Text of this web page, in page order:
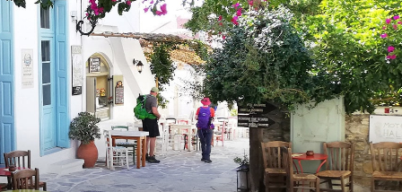
DESCOBREIX L'ILLA